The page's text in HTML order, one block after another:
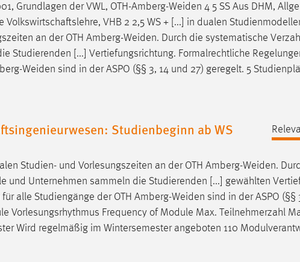
Grundlagen der VWL, OTH-Amberg-Weiden 4 5 SS Aus DHM,
Volkswirtschaftslehre, VHB 2 2,5 WS + [...] in dualen
an der OTH Amberg-Weiden. Durch die systematische
Studierenden [...] Vertiefungsrichtung. Formalrechtliche
Weiden sind in der ASPO (§§ 3, 14 und 27) geregelt. 5
Studienbeginn ab WS
Studien- und Vorlesungszeiten an der OTH Amberg-Weiden.
und Unternehmen sammeln die Studierenden [...] gewählten
alle Studiengänge der OTH Amberg-Weiden sind in der ASPO (§§
Vorlesungsrhythmus Frequency of Module Max. Teilnehmerzahl
Wird regelmäßig im Wintersemester angeboten 110